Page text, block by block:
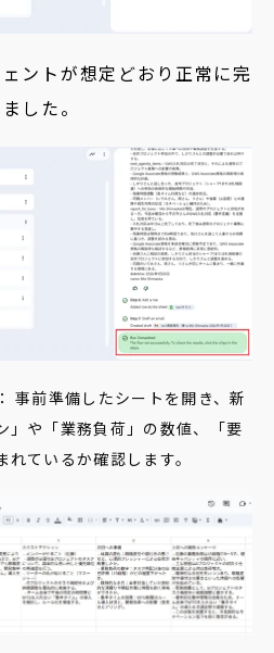
ントが想定どおり正常に完
した。
事前準備したシートを開き、新
」や「業務負荷」の数値、「要
ているか確認します。